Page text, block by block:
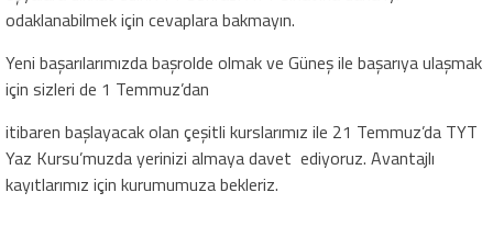
odaklanabilmek için cevaplara bakmayın.
Yeni başarılarımızda başrolde olmak ve Güneş ile başarıya ulaşmak
için sizleri de 1 Temmuz’dan
itibaren başlayacak olan çeşitli kurslarımız ile 21 Temmuz’da TYT
Yaz Kursu’muzda yerinizi almaya davet ediyoruz. Avantajlı
kayıtlarımız için kurumumuza bekleriz.